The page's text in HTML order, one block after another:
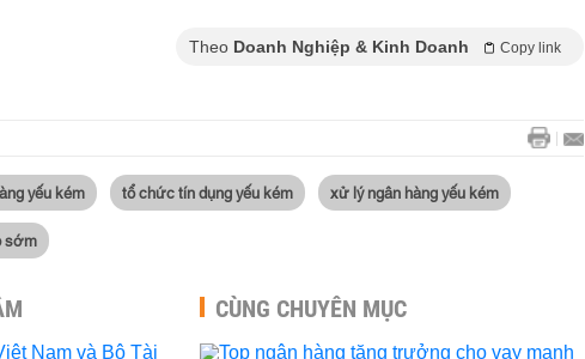
Theo Doanh Nghiệp & Kinh Doanh Copy link
yếu kém tổ chức tín dụng yếu kém xử lý ngân hàng yếu kém
sớm
CÙNG CHUYÊN MỤC